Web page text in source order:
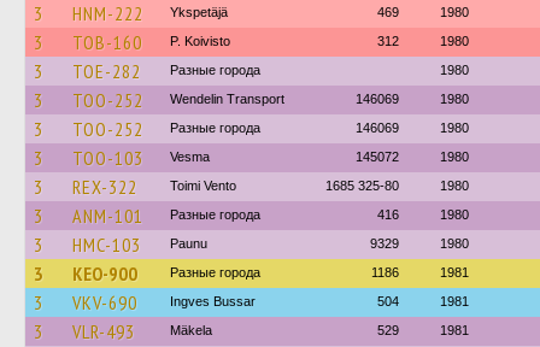
3 HNM-222 Ykspetäjä 469 1980
3 TOB-160 P. Koivisto 312 1980
3 TOE-282 Разные города 1980
3 TOO-252 Wendelin Transport 146069 1980
3 TOO-252 Разные города 146069 1980
3 TOO-103 Vesma 145072 1980
3 REX-322 Toimi Vento 1685 325-80 1980
3 ANM-101 Разные города 416 1980
3 HMC-103 Paunu 9329 1980
3 KEO-900 Разные города 1186 1981
3 VKV-690 Ingves Bussar 504 1981
3 VLR-493 Mäkela 529 1981